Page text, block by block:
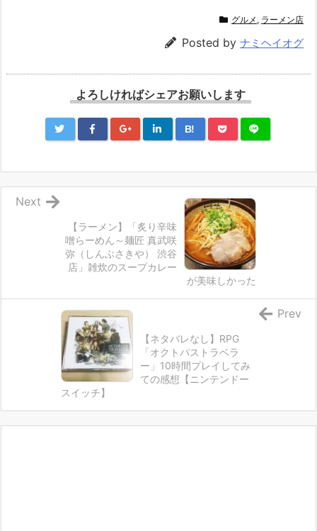
グルメ , ラーメン店
Posted by ナミヘイオグ
よろしければシェアお願いします
B!
【ラーメン】「炙り辛味
噌らーめん～麺匠 真武咲
弥（しんぶさきや） 渋谷
店」雑炊のスープカレー
が美味しかった
Next
【ネタバレなし】RPG
「オクトパストラベラ
ー」10時間プレイしてみ
ての感想【ニンテンドー
スイッチ】
Prev